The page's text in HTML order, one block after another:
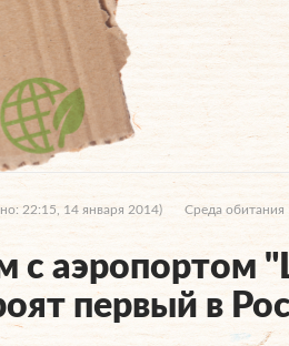
22:15, 14 января 2014) Среда обитания
с аэропортом
первый в